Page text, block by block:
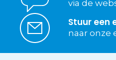
via de
Stuur een
naar onze